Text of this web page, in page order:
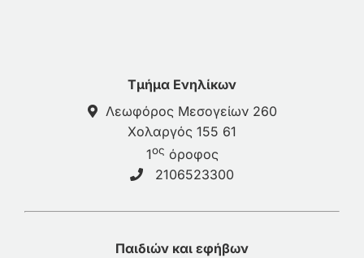
Τμήμα Ενηλίκων
Λεωφόρος Μεσογείων 260
Χολαργός 155 61
1ος όροφος
2106523300
Παιδιών και εφήβων